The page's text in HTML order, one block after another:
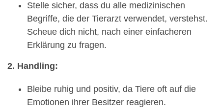
Stelle sicher, dass du alle medizinischen
Begriffe, die der Tierarzt verwendet, verstehst.
Scheue dich nicht, nach einer einfacheren
Erklärung zu fragen.
2. Handling:
Bleibe ruhig und positiv, da Tiere oft auf die
Emotionen ihrer Besitzer reagieren.